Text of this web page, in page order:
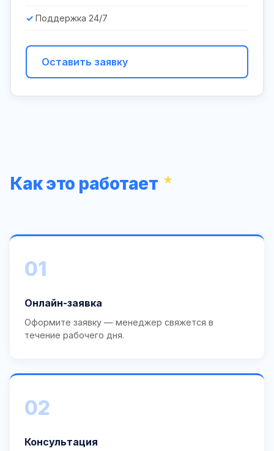
Поддержка 24/7
Оставить заявку
Как это работает
01
Онлайн-заявка
Оформите заявку — менеджер свяжется в
течение рабочего дня.
02
Консультация